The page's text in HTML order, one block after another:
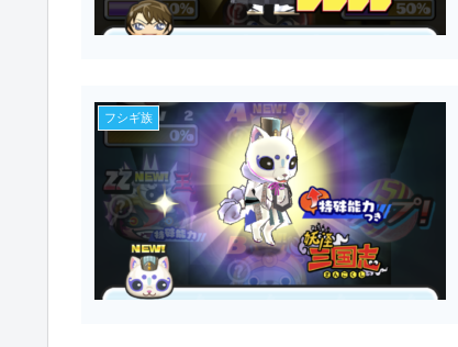
フシギ族